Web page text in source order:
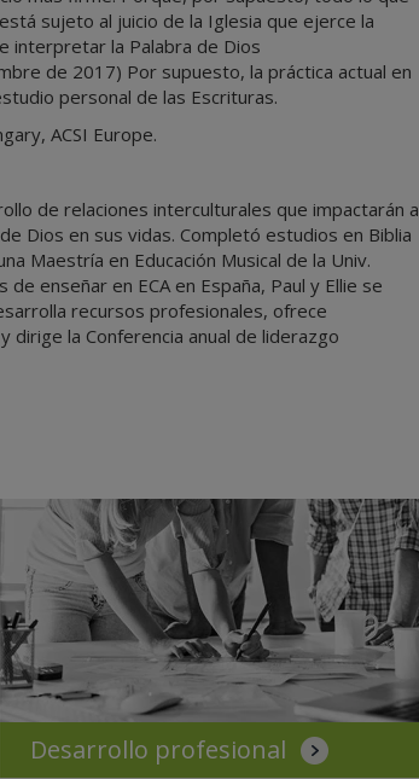
sujeto al juicio de la Iglesia que ejerce la
interpretar la Palabra de Dios
de 2017) Por supuesto, la práctica actual en
personal de las Escrituras.
ACSI Europe.
de relaciones interculturales que impactarán a
Dios en sus vidas. Completó estudios en Biblia
Maestría en Educación Musical de la Univ.
enseñar en ECA en España, Paul y Ellie se
recursos profesionales, ofrece
la Conferencia anual de liderazgo
Desarrollo profesional